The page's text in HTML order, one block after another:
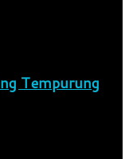
Tempurung